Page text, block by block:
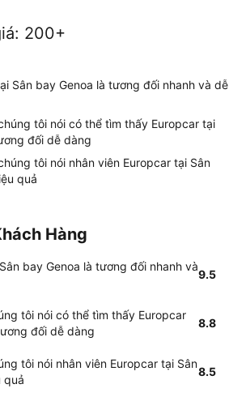
: 200+
Sân bay Genoa là tương đối nhanh và dễ
tôi nói có thể tìm thấy Europcar tại
đối dễ dàng
tôi nói nhân viên Europcar tại Sân
quả
Hàng
bay Genoa là tương đối nhanh và
9.5
tôi nói có thể tìm thấy Europcar
đối dễ dàng
8.8
tôi nói nhân viên Europcar tại Sân
quả
8.5